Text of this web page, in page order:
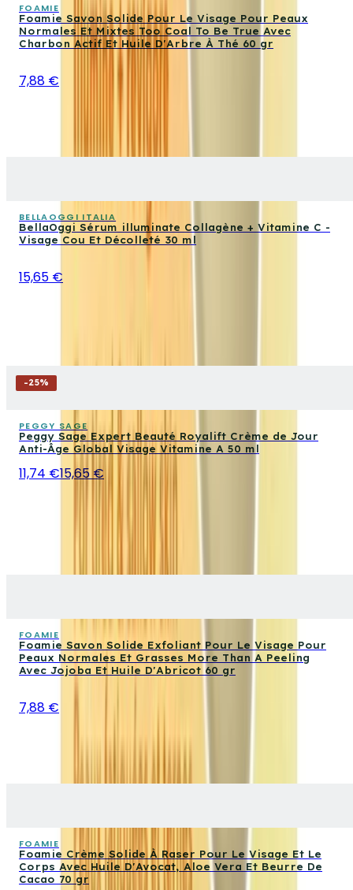
FOAMIE
Foamie Savon Solide Pour Le Visage Pour Peaux
Normales Et Mixtes Too Coal To Be True Avec
Charbon Actif Et Huile D'Arbre À Thé 60 gr
7,88 €
BELLAOGGI ITALIA
BellaOggi Sérum illuminate Collagène + Vitamine C -
Visage Cou Et Décolleté 30 ml
15,65 €
-25%
PEGGY SAGE
Peggy Sage Expert Beauté Royalift Crème de Jour
Anti-Âge Global Visage Vitamine A 50 ml
11,74 €15,65 €
FOAMIE
Foamie Savon Solide Exfoliant Pour Le Visage Pour
Peaux Normales Et Grasses More Than A Peeling
Avec Jojoba Et Huile D'Abricot 60 gr
7,88 €
FOAMIE
Foamie Crème Solide À Raser Pour Le Visage Et Le
Corps Avec Huile D'Avocat, Aloe Vera Et Beurre De
Cacao 70 gr